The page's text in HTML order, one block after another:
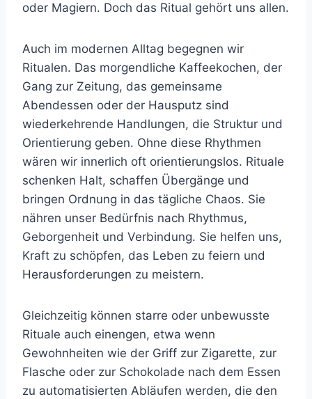
oder Magiern. Doch das Ritual gehört uns allen.
Auch im modernen Alltag begegnen wir
Ritualen. Das morgendliche Kaffeekochen, der
Gang zur Zeitung, das gemeinsame
Abendessen oder der Hausputz sind
wiederkehrende Handlungen, die Struktur und
Orientierung geben. Ohne diese Rhythmen
wären wir innerlich oft orientierungslos. Rituale
schenken Halt, schaffen Übergänge und
bringen Ordnung in das tägliche Chaos. Sie
nähren unser Bedürfnis nach Rhythmus,
Geborgenheit und Verbindung. Sie helfen uns,
Kraft zu schöpfen, das Leben zu feiern und
Herausforderungen zu meistern.
Gleichzeitig können starre oder unbewusste
Rituale auch einengen, etwa wenn
Gewohnheiten wie der Griff zur Zigarette, zur
Flasche oder zur Schokolade nach dem Essen
zu automatisierten Abläufen werden, die den